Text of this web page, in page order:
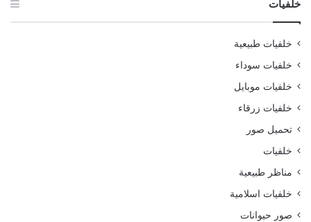
خلفيات
خلفيات طبيعية
خلفيات سوداء
خلفيات موبايل
خلفيات زرقاء
تحميل صور
خلفيات
مناظر طبيعية
خلفيات اسلامية
صور حيوانات